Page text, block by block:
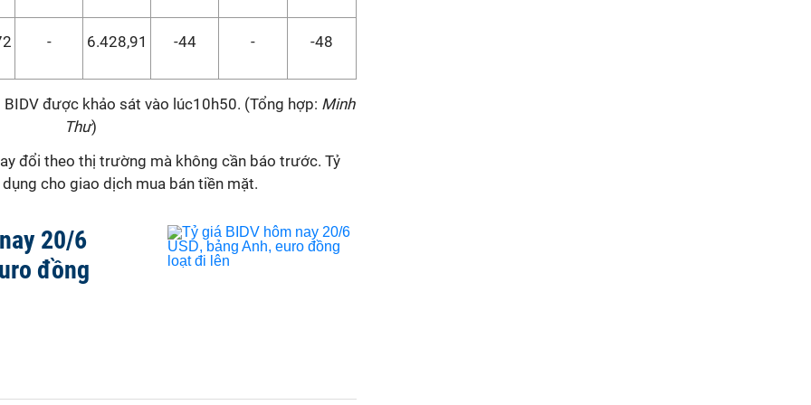
- 6.428,91 -44 - -48
được khảo sát vào lúc10h50. (Tổng hợp: Minh
Thư)
đổi theo thị trường mà không cần báo trước. Tỷ
cho giao dịch mua bán tiền mặt.
20/6
đồng